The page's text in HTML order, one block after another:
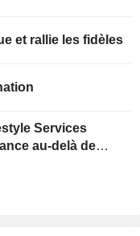
et rallie les fidèles
Services
au-delà de